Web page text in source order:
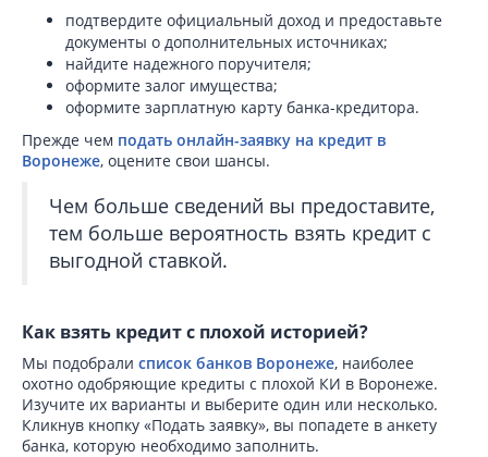
подтвердите официальный доход и предоставьте
документы о дополнительных источниках;
найдите надежного поручителя;
оформите залог имущества;
оформите зарплатную карту банка-кредитора.
Прежде чем подать онлайн-заявку на кредит в
Воронеже, оцените свои шансы.
Чем больше сведений вы предоставите,
тем больше вероятность взять кредит с
выгодной ставкой.
Как взять кредит с плохой историей?
Мы подобрали список банков Воронеже, наиболее
охотно одобряющие кредиты с плохой КИ в Воронеже.
Изучите их варианты и выберите один или несколько.
Кликнув кнопку «Подать заявку», вы попадете в анкету
банка, которую необходимо заполнить.